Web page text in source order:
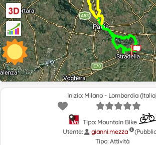
Inizio: Milano - Lombardia
Tipo: Mountain Bike
Utente:
gianni.mezza
Tipo: Attività